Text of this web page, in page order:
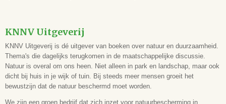
KNNV Uitgeverij
KNNV Uitgeverij is dé uitgever van boeken over natuur en duurzaamheid.
Thema's die dagelijks terugkomen in de maatschappelijke discussie.
Natuur is overal om ons heen. Niet alleen in park en landschap, maar ook
dicht bij huis in je wijk of tuin. Bij steeds meer mensen groeit het
bewustzijn dat de natuur beschermd moet worden.
We zijn een groen bedrijf dat zich inzet voor natuurbescherming in